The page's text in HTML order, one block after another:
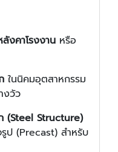
งคาโรงงาน หรือ
ในนิคมอุตสาหกรรม
งวัว
(Steel Structure)
ป (Precast) สำหรับ